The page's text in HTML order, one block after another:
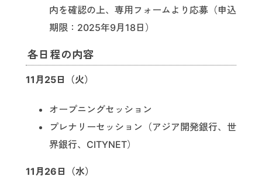
内を確認の上、専用フォームより応募（申込
期限：2025年9月18日）
各日程の内容
11月25日（火）
オープニングセッション
プレナリーセッション（アジア開発銀行、世
界銀行、CITYNET）
11月26日（水）